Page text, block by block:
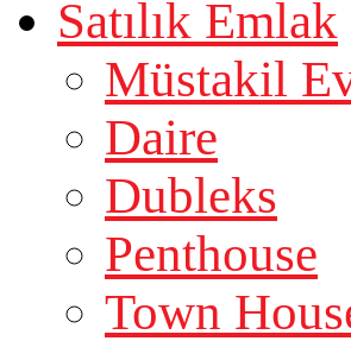
Satılık Emlak
Müstakil
Daire
Dubleks
Penthouse
Town